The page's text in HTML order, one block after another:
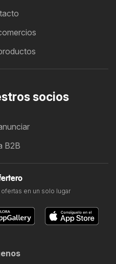
socios
B2B
en un solo lugar